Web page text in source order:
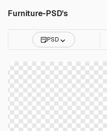
Furniture-PSD's
PSD